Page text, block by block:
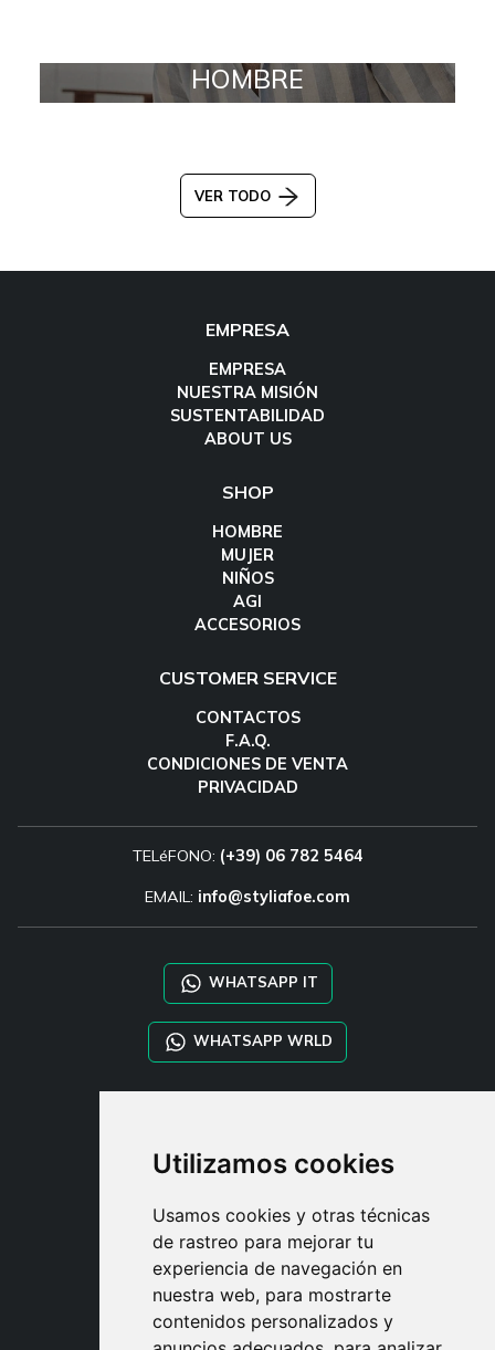
Utilizamos cookies
Usamos cookies y otras técnicas
de rastreo para mejorar tu
experiencia de navegación en
nuestra web, para mostrarte
contenidos personalizados y
HOMBRE
VER TODO
EMPRESA
EMPRESA
NUESTRA MISIÓN
SUSTENTABILIDAD
ABOUT US
SHOP
HOMBRE
MUJER
NIÑOS
AGI
ACCESORIOS
CUSTOMER SERVICE
CONTACTOS
F.A.Q.
CONDICIONES DE VENTA
PRIVACIDAD
TELéFONO: (+39) 06 782 5464
EMAIL: info@styliafoe.com
WHATSAPP IT
WHATSAPP WRLD
TAYLOR MADE ORDERS
USUARIO
REGÍSTRATE
ACCEDER
CESTA